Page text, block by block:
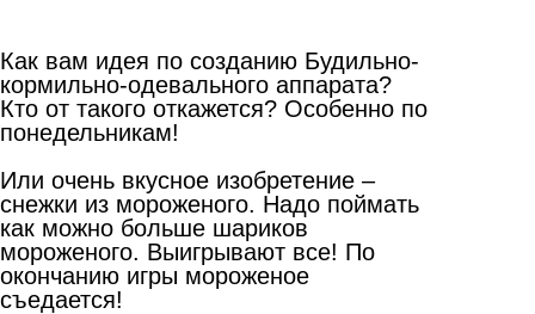
Как вам идея по созданию Будильно-
кормильно-одевального аппарата?
Кто от такого откажется? Особенно по
понедельникам!
Или очень вкусное изобретение –
снежки из мороженого. Надо поймать
как можно больше шариков
мороженого. Выигрывают все! По
окончанию игры мороженое
съедается!